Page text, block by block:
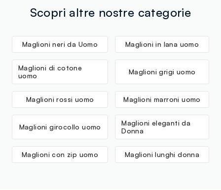
Scopri altre nostre categorie
Maglioni neri da Uomo Maglioni in lana uomo
Maglioni di cotone
uomo
Maglioni grigi uomo
Maglioni rossi uomo Maglioni marroni uomo
Maglioni girocollo uomo
Maglioni eleganti da
Donna
Maglioni con zip uomo Maglioni lunghi donna